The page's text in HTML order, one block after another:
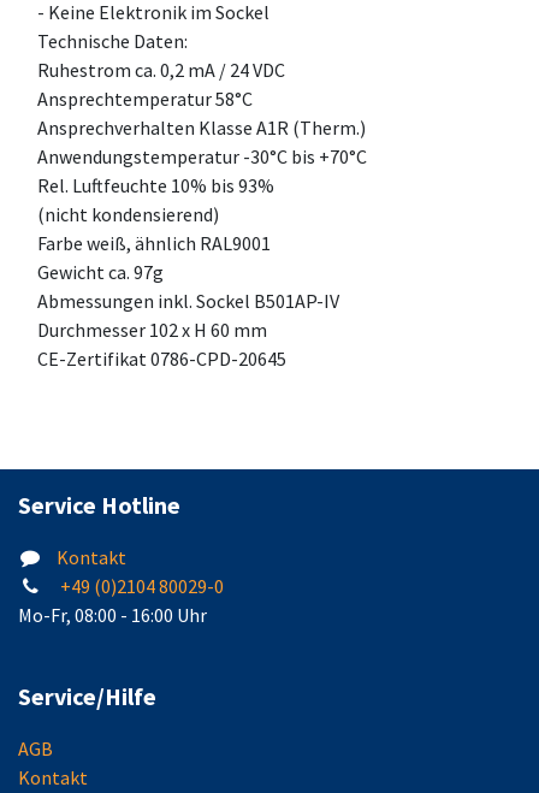
- Keine Elektronik im Sockel
Technische Daten:
Ruhestrom ca. 0,2 mA / 24 VDC
Ansprechtemperatur 58°C
Ansprechverhalten Klasse A1R (Therm.)
Anwendungstemperatur -30°C bis +70°C
Rel. Luftfeuchte 10% bis 93%
(nicht kondensierend)
Farbe weiß, ähnlich RAL9001
Gewicht ca. 97g
Abmessungen inkl. Sockel B501AP-IV
Durchmesser 102 x H 60 mm
CE-Zertifikat 0786-CPD-20645
Service Hotline
Kontakt
+49 (0)2104 80029-0
Mo-Fr, 08:00 - 16:00 Uhr
Service/Hilfe
AGB
Kontakt